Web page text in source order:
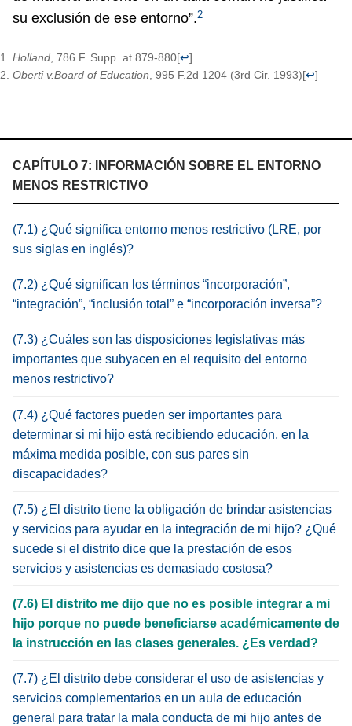
CAPÍTULO 7: INFORMACIÓN SOBRE EL ENTORNO
MENOS RESTRICTIVO
(7.1) ¿Qué significa entorno menos restrictivo (LRE, por
sus siglas en inglés)?
(7.2) ¿Qué significan los términos “incorporación”,
“integración”, “inclusión total” e “incorporación inversa”?
(7.3) ¿Cuáles son las disposiciones legislativas más
importantes que subyacen en el requisito del entorno
menos restrictivo?
(7.4) ¿Qué factores pueden ser importantes para
determinar si mi hijo está recibiendo educación, en la
máxima medida posible, con sus pares sin
discapacidades?
(7.5) ¿El distrito tiene la obligación de brindar asistencias
y servicios para ayudar en la integración de mi hijo? ¿Qué
sucede si el distrito dice que la prestación de esos
servicios y asistencias es demasiado costosa?
(7.6) El distrito me dijo que no es posible integrar a mi
hijo porque no puede beneficiarse académicamente de
la instrucción en las clases generales. ¿Es verdad?
(7.7) ¿El distrito debe considerar el uso de asistencias y
servicios complementarios en un aula de educación
general para tratar la mala conducta de mi hijo antes de
su exclusión de ese entorno”.2
Holland , 786 F. Supp. at 879-880[↩]
Oberti v.Board of Education , 995 F.2d 1204 (3rd Cir. 1993)[↩]